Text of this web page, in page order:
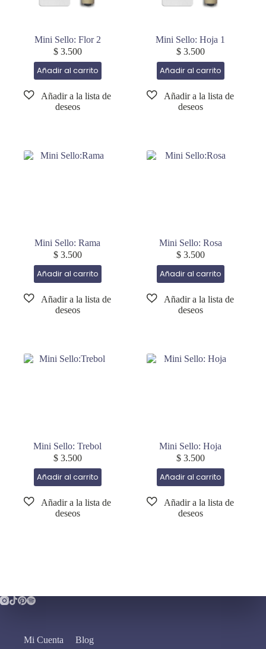
Mini Sello: Flor 2
$3.500
Añadir al carrito
Mini Sello: Hoja 1
$3.500
Añadir al carrito
Mini Sello: Rama
$3.500
Añadir al carrito
Mini Sello: Rosa
$3.500
Añadir al carrito
Mini Sello: Trebol
$3.500
Añadir al carrito
Mini Sello: Hoja
$3.500
Añadir al carrito
Mi Cuenta Blog